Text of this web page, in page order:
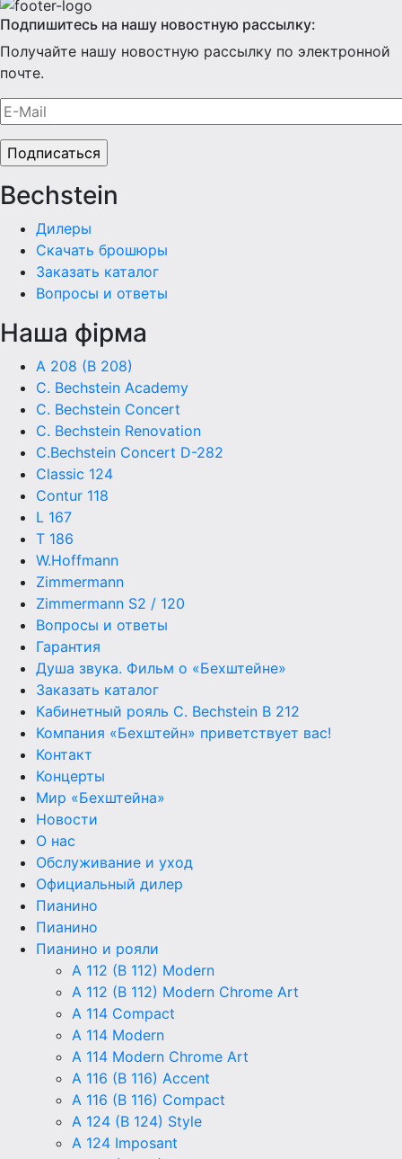
Подпишитесь на нашу новостную рассылку:
Получайте нашу новостную рассылку по электронной
почте.
Bechstein
Дилеры
Скачать брошюры
Заказать каталог
Вопросы и ответы
Наша фiрма
A 208 (B 208)
C. Bechstein Academy
C. Bechstein Concert
C. Bechstein Renovation
C.Bechstein Concert D-282
Classic 124
Contur 118
L 167
T 186
W.Hoffmann
Zimmermann
Zimmermann S2 / 120
Вопросы и ответы
Гарантия
Душа звука. Фильм о «Бехштейне»
Заказать каталог
Кабинетный рояль C. Bechstein B 212
Компания «Бехштейн» приветствует вас!
Контакт
Концерты
Мир «Бехштейна»
Новости
О нас
Обслуживание и уход
Официальный дилер
Пианино
Пианино
Пианино и рояли
A 112 (B 112) Modern
A 112 (B 112) Modern Chrome Art
A 114 Compact
A 114 Modern
A 114 Modern Chrome Art
A 116 (B 116) Accent
A 116 (B 116) Compact
A 124 (B 124) Style
A 124 Imposant